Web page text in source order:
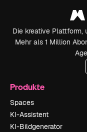
Die kreative
Mehr als 1 Million
Produkte
Spaces
KI-Assistent
KI-Bildgenerator